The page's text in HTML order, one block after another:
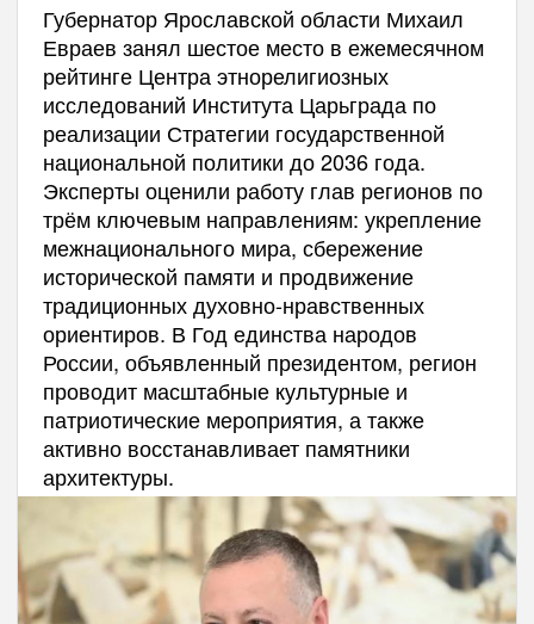
Губернатор Ярославской области Михаил
Евраев занял шестое место в ежемесячном
рейтинге Центра этнорелигиозных
исследований Института Царьграда по
реализации Стратегии государственной
национальной политики до 2036 года.
Эксперты оценили работу глав регионов по
трём ключевым направлениям: укрепление
межнационального мира, сбережение
исторической памяти и продвижение
традиционных духовно-нравственных
ориентиров. В Год единства народов
России, объявленный президентом, регион
проводит масштабные культурные и
патриотические мероприятия, а также
активно восстанавливает памятники
архитектуры.